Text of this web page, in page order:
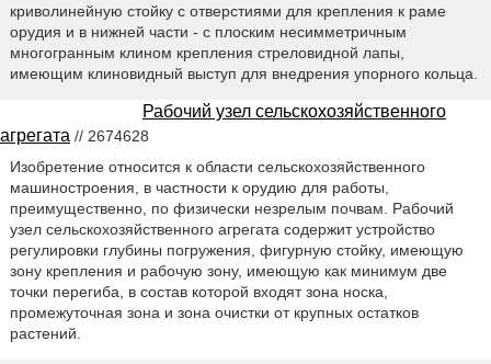
криволинейную стойку с отверстиями для крепления к раме
орудия и в нижней части - с плоским несимметричным
многогранным клином крепления стреловидной лапы,
имеющим клиновидный выступ для внедрения упорного кольца.
Рабочий узел сельскохозяйственного
агрегата // 2674628
Изобретение относится к области сельскохозяйственного
машиностроения, в частности к орудию для работы,
преимущественно, по физически незрелым почвам. Рабочий
узел сельскохозяйственного агрегата содержит устройство
регулировки глубины погружения, фигурную стойку, имеющую
зону крепления и рабочую зону, имеющую как минимум две
точки перегиба, в состав которой входят зона носка,
промежуточная зона и зона очистки от крупных остатков
растений.